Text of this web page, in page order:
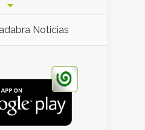
Noticias